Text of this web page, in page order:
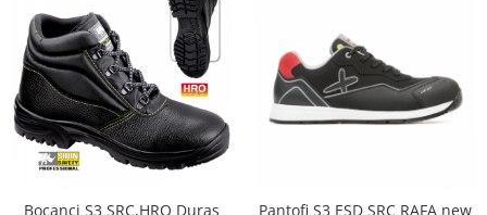
Bocanci S3 SRC,HRO Duras
Pantofi S3 ESD SRC RAFA new